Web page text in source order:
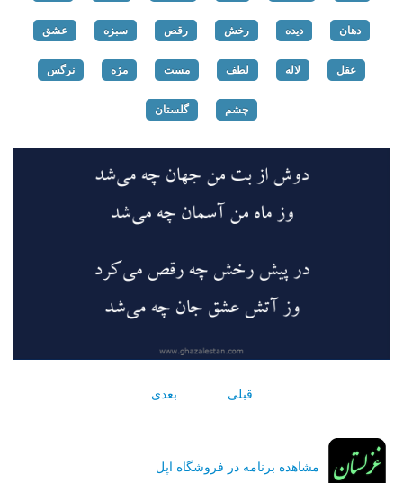
دهان دیده رخش رقص سبزه عشق
عقل لاله لطف مست مژه نرگس
چشم گلستان
قبلی بعدی
مشاهده برنامه در فروشگاه اپل